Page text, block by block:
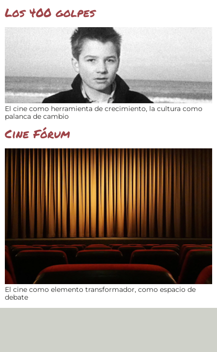
Los 400 golpes
El cine como herramienta de crecimiento, la cultura como
palanca de cambio
Cine Fórum
El cine como elemento transformador, como espacio de
debate